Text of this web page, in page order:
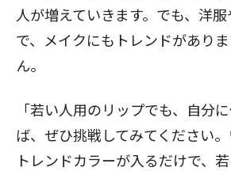
人が増えていきます。でも、洋
で、メイクにもトレンドがあり
ん。
「若い人用のリップでも、自分
ば、ぜひ挑戦してみてください。
トレンドカラーが入るだけで、